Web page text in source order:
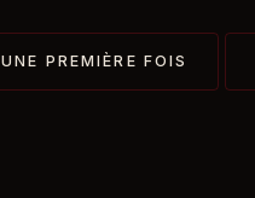
PREMIÈRE FOIS